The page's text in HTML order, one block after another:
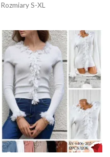
Rozmiary S-XL